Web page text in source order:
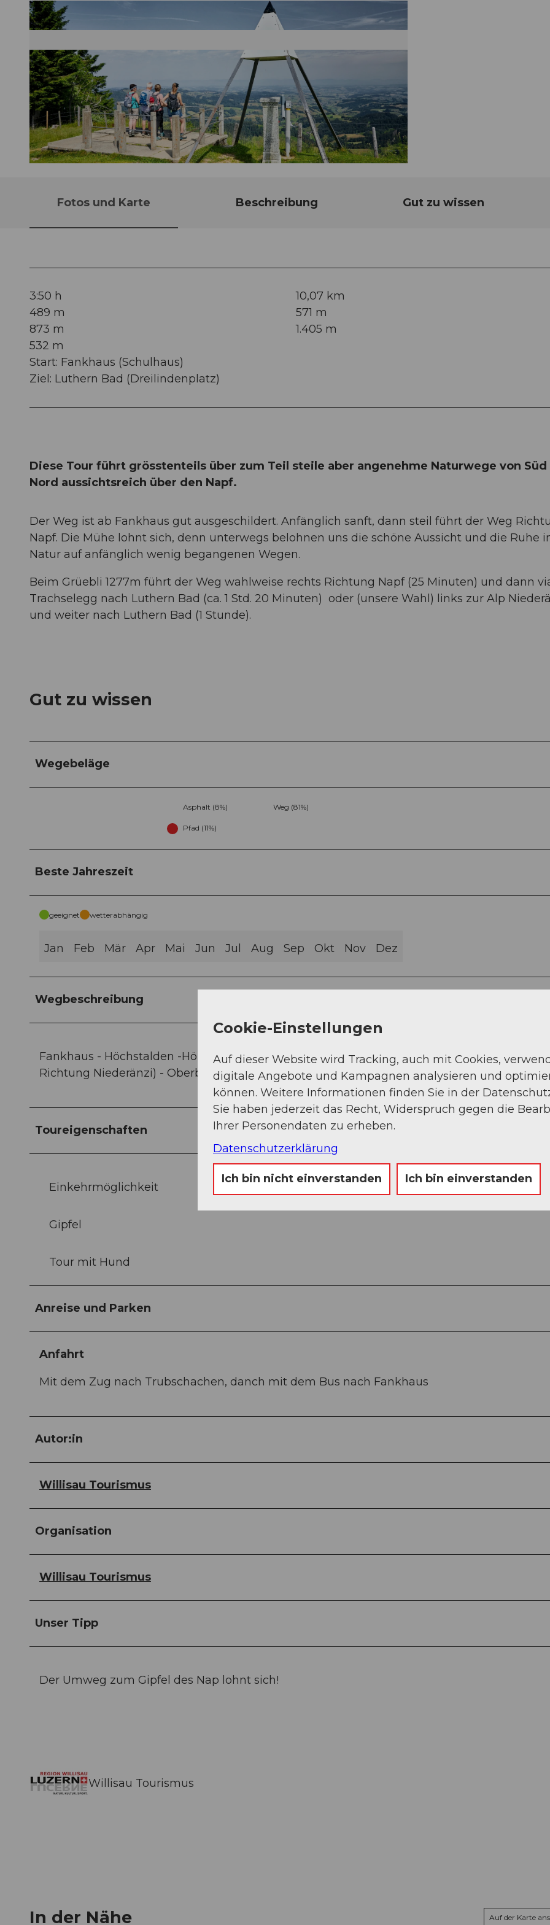
Fotos und Karte Beschreibung Gut zu wissen
3:50 h
10,07 km
489 m
571 m
873 m
1.405 m
532 m
Start: Fankhaus (Schulhaus)
Ziel: Luthern Bad (Dreilindenplatz)
Diese Tour führt grösstenteils über zum Teil steile aber angenehme Naturwege von Süd
Nord aussichtsreich über den Napf.
Der Weg ist ab Fankhaus gut ausgeschildert. Anfänglich sanft, dann steil führt der Weg
Napf. Die Mühe lohnt sich, denn unterwegs belohnen uns die schöne Aussicht und die Ruhe
Natur auf anfänglich wenig begangenen Wegen.
Beim Grüebli 1277m führt der Weg wahlweise rechts Richtung Napf (25 Minuten) und dann
Trachselegg nach Luthern Bad (ca. 1 Std. 20 Minuten) oder (unsere Wahl) links zur Alp
und weiter nach Luthern Bad (1 Stunde).
Gut zu wissen
Wegebeläge
Asphalt (8%) Weg (81%)
Pfad (11%)
Beste Jahreszeit
geeignet wetterabhängig
Jan Feb Mär Apr Mai Jun Jul Aug Sep Okt Nov Dez
Wegbeschreibung
Fankhaus - Höchstalden -Höhstullen - Grüebli von dort Abzweigen zum Napf (oder direkt
Richtung Niederänzi) - Oberbadegg - Luthern Bad
Toureigenschaften
Einkehrmöglichkeit
Gipfel
Tour mit Hund
Anreise und Parken
Anfahrt
Mit dem Zug nach Trubschachen, danch mit dem Bus nach Fankhaus
Autor:in
Willisau Tourismus
Organisation
Willisau Tourismus
Unser Tipp
Der Umweg zum Gipfel des Nap lohnt sich!
Willisau Tourismus
In der Nähe Auf der Karte
Cookie-Einstellungen
Auf dieser Website wird Tracking, auch mit Cookies,
digitale Angebote und Kampagnen analysieren und
können. Weitere Informationen finden Sie in der
Sie haben jederzeit das Recht, Widerspruch gegen die
Ihrer Personendaten zu erheben.
Datenschutzerklärung
Ich bin nicht einverstanden Ich bin einverstanden